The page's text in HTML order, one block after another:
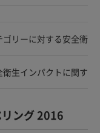
リーに対する安全衛
生インパクトに関する
ング 2016